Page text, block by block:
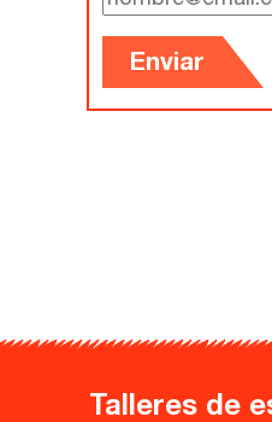
Comunidad
Club de Escritura
Ebooks
Enviar
Talleres de